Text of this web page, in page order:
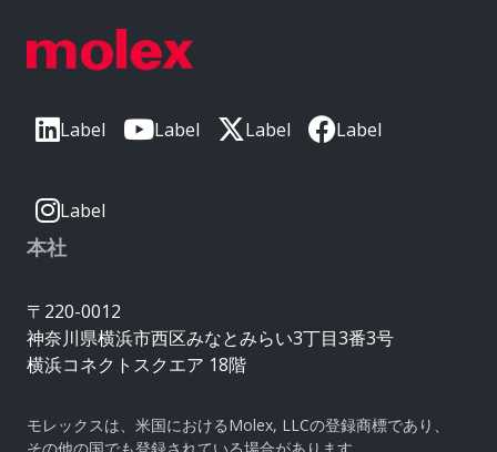
Label Label Label Label
Label
本社
〒220-0012
神奈川県横浜市西区みなとみらい3丁目3番3号
横浜コネクトスクエア 18階
モレックスは、米国におけるMolex, LLCの登録商標であり、